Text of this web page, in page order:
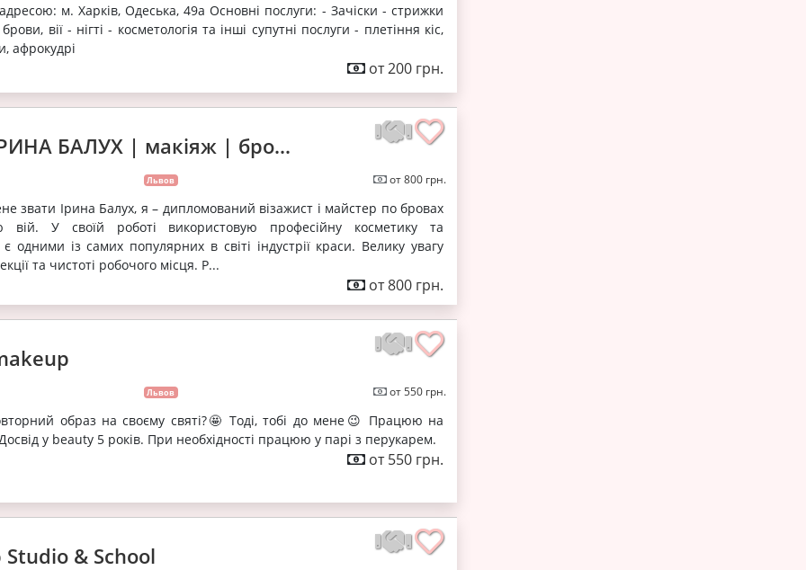
м. Харків, Одеська, 49а Основні послуги: - Зачіски - стрижки
вії - нігті - косметологія та інші супутні послуги - плетіння кіс,
афрокудрі
от 200 грн.
БАЛУХ | макіяж | бро...
Львов от 800 грн.
звати Ірина Балух, я – дипломований візажист і майстер по бровах
вій. У своїй роботі використовую професійну косметику та
є одними із самих популярних в світі індустрії краси. Велику увагу
та чистоті робочого місця. Р...
от 800 грн.
Львов от 550 грн.
образ на своєму святі?🤩 Тоді, тобі до мене😉 Працюю на
Досвід у beauty 5 років. При необхідності працюю у парі з перукарем.
от 550 грн.
& School